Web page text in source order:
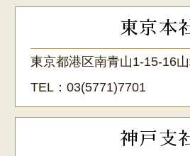
東京本
東京都港区南青山1-15-16
TEL：03(5771)7701
神戸支